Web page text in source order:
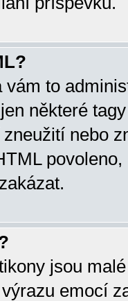
vám to
některé
nebo
jsou
emocí